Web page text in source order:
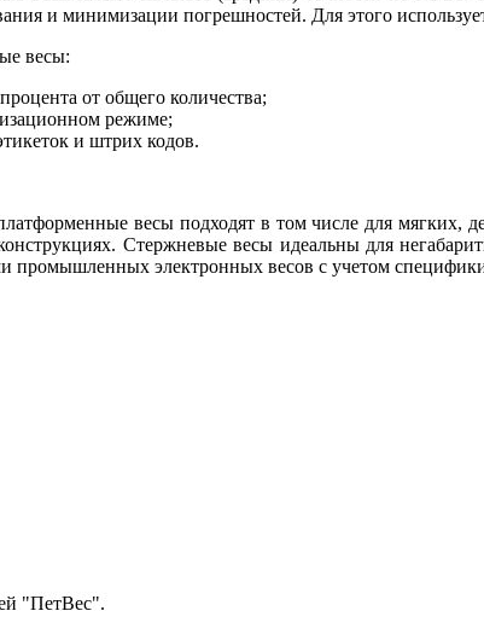
и минимизации погрешностей. Для этого
весы:
от общего количества;
режиме;
и штрих кодов.
весы подходят в том числе для мягких,
Стержневые весы идеальны для
промышленных электронных весов с учетом
"ПетВес".